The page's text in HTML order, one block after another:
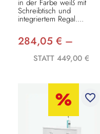
in der Farbe weiß mit
Schreibtisch und
integriertem Regal....
284,05 € –
STATT 449,00 €
favorite_border